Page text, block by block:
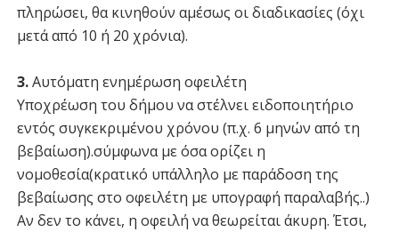
πληρώσει, θα κινηθούν αμέσως οι διαδικασίες (όχι
μετά από 10 ή 20 χρόνια).
3.Αυτόματη ενημέρωση οφειλέτη
Υποχρέωση του δήμου να στέλνει ειδοποιητήριο
εντός συγκεκριμένου χρόνου (π.χ. 6 μηνών από τη
βεβαίωση).σύμφωνα με όσα ορίζει η
νομοθεσία(κρατικό υπάλληλο με παράδοση της
βεβαίωσης στο οφειλέτη με υπογραφή παραλαβής..)
Αν δεν το κάνει, η οφειλή να θεωρείται άκυρη. Έτσι,